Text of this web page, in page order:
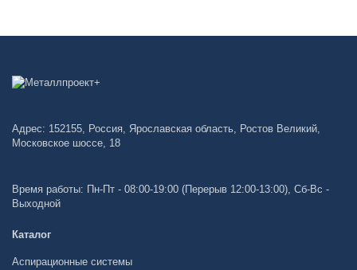
Адрес: 152155, Россия, Ярославская область, Ростов Великий,
Московское шоссе, 18
Время работы: Пн-Пт - 08:00-19:00 (Перерыв 12:00-13:00), Сб-Вс -
Выходной
Каталог
Аспирационные системы